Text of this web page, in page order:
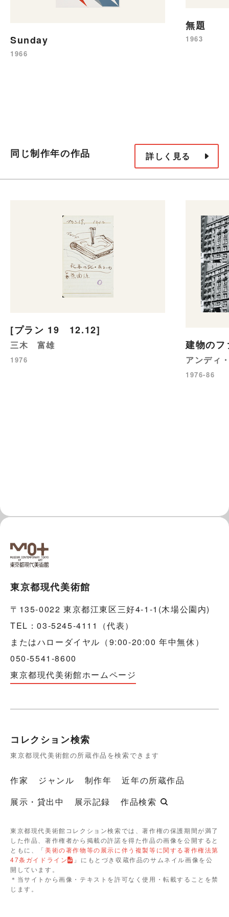
Sunday
1966
無題
1963
同じ制作年の作品 詳しく見る
[プラン 19 12.12]
三木 富雄
1976
建物のフ
アンディ
1976-86
東京都現代美術館
〒135-0022 東京都江東区三好4-1-1(木場公園内)
TEL：03-5245-4111（代表）
またはハローダイヤル（9:00-20:00 年中無休）
050-5541-8600
東京都現代美術館ホームページ
コレクション検索
東京都現代美術館の所蔵作品を検索できます
作家 ジャンル 制作年
近年の所蔵作品
展示・貸出中
展示記録 作品検索
東京都現代美術館コレクション検索では、著作権の保護期間が満了
した作品、著作権者から掲載の許諾を得た作品の画像を公開すると
ともに、「美術の著作物等の展示に伴う複製等に関する著作権法第
47条ガイドライン
」にもとづき収蔵作品のサムネイル画像を公
開しています。
＊当サイトから画像・テキストを許可なく使用・転載することを禁
じます。